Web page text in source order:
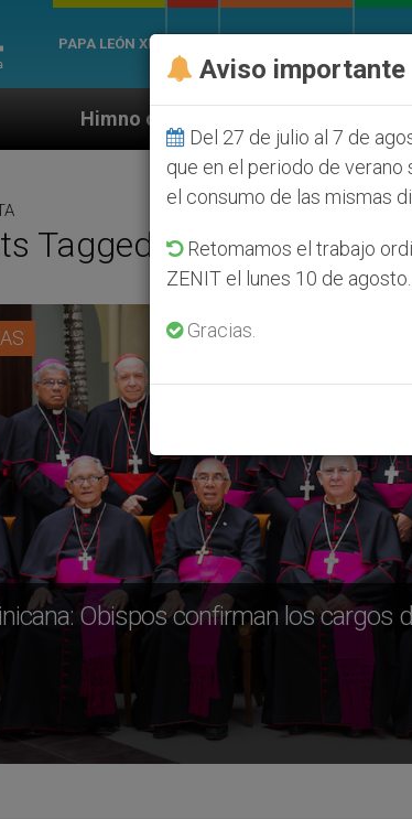
PAPA LEÓN XIV
la Jornada Mundial de la Juventud Seúl
Tagged ‘cargos’
Obispos confirman los cargos
Aviso importante
Del 27 de julio al 7 de
que en el periodo de
el consumo de las mismas
Retomamos el trabajo
ZENIT el lunes 10 de agosto.
Gracias.